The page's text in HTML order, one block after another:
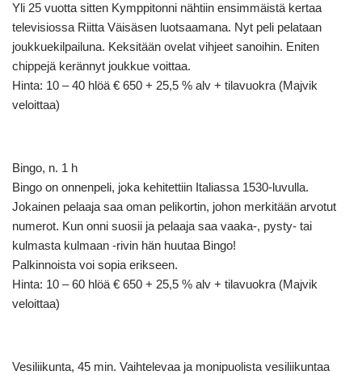
Yli 25 vuotta sitten Kymppitonni nähtiin ensimmäistä kertaa
televisiossa Riitta Väisäsen luotsaamana. Nyt peli pelataan
joukkuekilpailuna. Keksitään ovelat vihjeet sanoihin. Eniten
chippejä kerännyt joukkue voittaa.
Hinta: 10 – 40 hlöä € 650 + 25,5 % alv + tilavuokra (Majvik
veloittaa)
Bingo, n. 1 h
Bingo on onnenpeli, joka kehitettiin Italiassa 1530-luvulla.
Jokainen pelaaja saa oman pelikortin, johon merkitään arvotut
numerot. Kun onni suosii ja pelaaja saa vaaka-, pysty- tai
kulmasta kulmaan -rivin hän huutaa Bingo!
Palkinnoista voi sopia erikseen.
Hinta: 10 – 60 hlöä € 650 + 25,5 % alv + tilavuokra (Majvik
veloittaa)
Vesiliikunta, 45 min. Vaihtelevaa ja monipuolista vesiliikuntaa